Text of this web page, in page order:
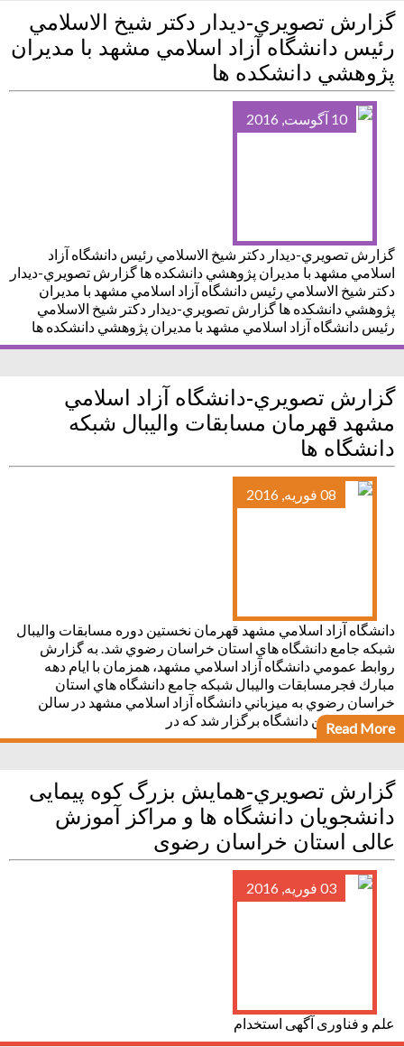
گزارش تصويري-ديدار دكتر شيخ الاسلامي
رئيس دانشگاه آزاد اسلامي مشهد با مديران
پژوهشي دانشكده ها
10 آگوست, 2016
گزارش تصويري-ديدار دكتر شيخ الاسلامي رئيس دانشگاه آزاد
اسلامي مشهد با مديران پژوهشي دانشكده ها گزارش تصويري-ديدار
دكتر شيخ الاسلامي رئيس دانشگاه آزاد اسلامي مشهد با مديران
پژوهشي دانشكده ها گزارش تصويري-ديدار دكتر شيخ الاسلامي
رئيس دانشگاه آزاد اسلامي مشهد با مديران پژوهشي دانشكده ها
گزارش تصويري-دانشگاه آزاد اسلامي
مشهد قهرمان مسابقات واليبال شبكه
دانشگاه ها
08 فوریه, 2016
دانشگاه آزاد اسلامي مشهد قهرمان نخستين دوره مسابقات واليبال
شبكه جامع دانشگاه هاي استان خراسان رضوي شد. به گزارش
روابط عمومي دانشگاه آزاد اسلامي مشهد، همزمان با ايام دهه
مبارك فجرمسابقات واليبال شبكه جامع دانشگاه هاي استان
خراسان رضوي به ميزباني دانشگاه آزاد اسلامي مشهد در سالن
تربيت بدني اين دانشگاه برگزار شد كه در
Read More
گزارش تصويري-همایش بزرگ کوه پیمایی
دانشجویان دانشگاه ها و مراکز آموزش
عالی استان خراسان رضوی
03 فوریه, 2016
علم و فناوری آگهی استخدام